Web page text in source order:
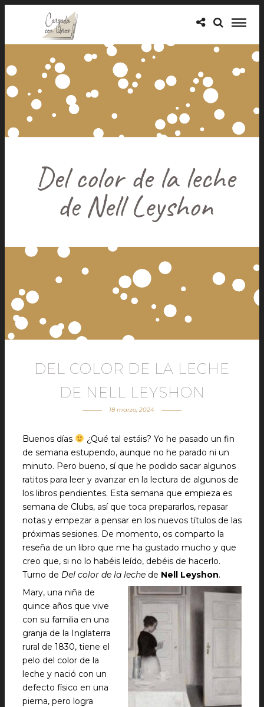
DEL COLOR DE LA LECHE
DE NELL LEYSHON
18 marzo, 2024
Buenos días
¿Qué tal estáis? Yo he pasado un fin
de semana estupendo, aunque no he parado ni un
minuto. Pero bueno, sí que he podido sacar algunos
ratitos para leer y avanzar en la lectura de algunos de
los libros pendientes. Esta semana que empieza es
semana de Clubs, así que toca prepararlos, repasar
notas y empezar a pensar en los nuevos títulos de las
próximas sesiones. De momento, os comparto la
reseña de un libro que me ha gustado mucho y que
creo que, si no lo habéis leído, debéis de hacerlo.
Turno de Del color de la leche de Nell Leyshon.
Mary, una niña de
quince años que vive
con su familia en una
granja de la Inglaterra
rural de 1830, tiene el
pelo del color de la
leche y nació con un
defecto físico en una
pierna, pero logra